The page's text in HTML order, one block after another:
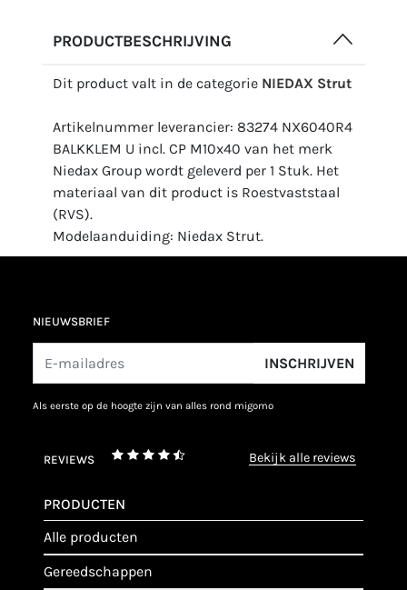
PRODUCTBESCHRIJVING
Dit product valt in de categorie NIEDAX Strut
Artikelnummer leverancier: 83274 NX6040R4
BALKKLEM U incl. CP M10x40 van het merk
Niedax Group wordt geleverd per 1 Stuk. Het
materiaal van dit product is Roestvaststaal
(RVS).
Modelaanduiding: Niedax Strut.
NIEUWSBRIEF
INSCHRIJVEN
als eerste op de hoogte zijn van alles rond migomo
REVIEWS bekijk alle reviews
PRODUCTEN
alle producten
gereedschappen